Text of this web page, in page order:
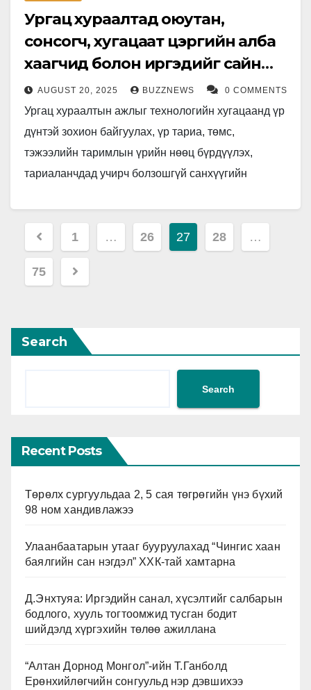
Ургац хураалтад оюутан,
сонсогч, хугацаат цэргийн алба
хаагчид болон иргэдийг сайн
дурын үндсэн дээр оролцуулна
AUGUST 20, 2025 BUZZNEWS 0 COMMENTS
Ургац хураалтын ажлыг технологийн хугацаанд үр
дүнтэй зохион байгуулах, үр тариа, төмс,
тэжээлийн таримлын үрийн нөөц бүрдүүлэх,
тариаланчдад учирч болзошгүй санхүүгийн
Posts
pagination
1 … 26 27 28 …
75
Search
Search
Recent Posts
Төрөлх сургуульдаа 2, 5 сая төгрөгийн үнэ бүхий
98 ном хандивлажээ
Улаанбаатарын утааг бууруулахад “Чингис хаан
баялгийн сан нэгдэл” ХХК-тай хамтарна
Д.Энхтуяа: Иргэдийн санал, хүсэлтийг салбарын
бодлого, хууль тогтоомжид тусган бодит
шийдэлд хүргэхийн төлөө ажиллана
“Алтан Дорнод Монгол”-ийн Т.Ганболд
Ерөнхийлөгчийн сонгуульд нэр дэвшихээ